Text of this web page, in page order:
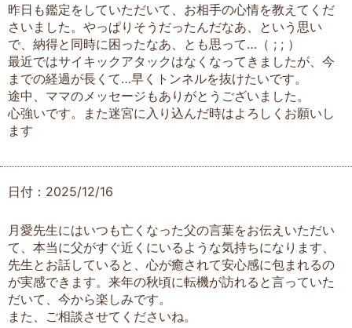
昨日も鑑定をしていただいて、お相手の心情を教えてくだ
さいました。やっぱりそうだったんだなあ、という思い
で、納得と同時に困ったなあ、とも思って…（ ; ; ）
最近ではサイキックアタックはなくなってきましたが、今
までの経過が長くて…早くトンネルを抜けたいです。
途中、ママのメッセージもありがとうございました。
心強いです。また迷宮に入り込んだ時はよろしくお願いし
ます
日付：2025/12/16
月愛先生にはいつも亡くなった父の言葉をお伝えいただい
て、本当に父がすぐ近くにいるような気持ちになります、
先生とお話していると、心が癒されて安心感に包まれるの
が実感できます。来年の秋頃に転機が訪れると言っていた
だいて、今から楽しみです。
また、ご相談させてくださいね。